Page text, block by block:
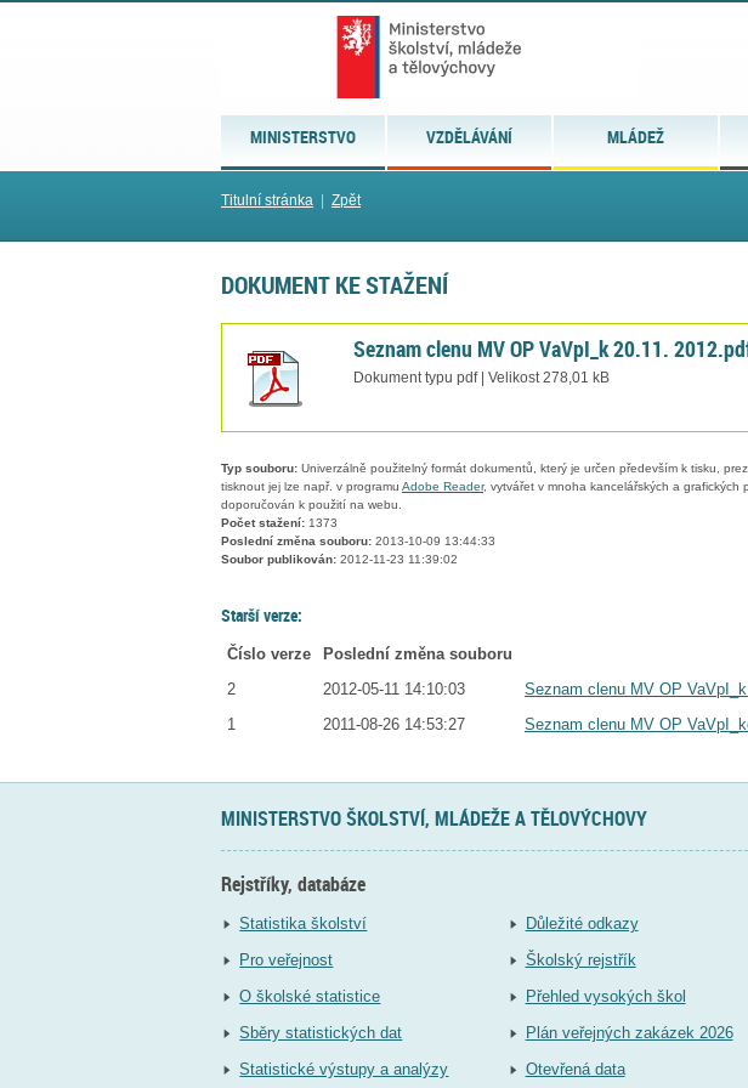
MINISTERSTVO VZDĚLÁVÁNÍ MLÁDEŽ
Titulní stránka Zpět
DOKUMENT KE STAŽENÍ
Seznam clenu MV OP VaVpI_k 20.11.
Dokument typu pdf | Velikost 278,01 kB
Typ souboru: Univerzálně použitelný formát dokumentů, který je určen především k tisku,
tisknout jej lze např. v programu Adobe Reader, vytvářet v mnoha kancelářských a grafických
doporučován k použití na webu.
Počet stažení: 1373
Poslední změna souboru: 2013-10-09 13:44:33
Soubor publikován: 2012-11-23 11:39:02
Starší verze:
Číslo verze Poslední změna souboru
2
2012-05-11 14:10:03
Seznam clenu MV OP
1
2011-08-26 14:53:27 Seznam clenu MV OP
MINISTERSTVO ŠKOLSTVÍ, MLÁDEŽE A TĚLOVÝCHOVY
Rejstříky, databáze
Statistika školství
Pro veřejnost
O školské statistice
Sběry statistických dat
Statistické výstupy a analýzy
Důležité odkazy
Školský rejstřík
Přehled vysokých škol
Plán veřejných zakázek 2026
Otevřená data